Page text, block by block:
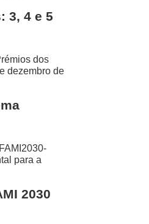
3, 4 e 5
dos
dezembro de
para a
2030